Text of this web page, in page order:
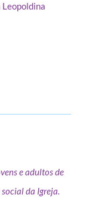
e adultos de
da Igreja.